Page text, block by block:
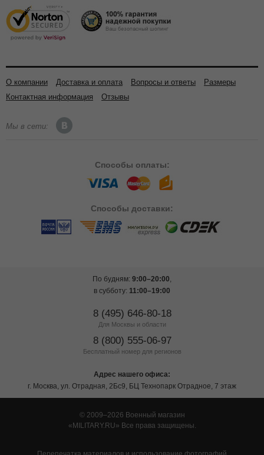
О компании Доставка и оплата Вопросы и ответы
Размеры
Контактная информация
Отзывы
Мы в сети:
Способы оплаты:
Способы доставки:
По будням: 9:00–20:00,
в субботу: 11:00–19:00
8 (495) 646-80-18
Для Москвы и области
8 (800) 555-06-97
Бесплатный номер для регионов
Адрес нашего офиса:
г. Москва, ул. Отрадная, 2Бс9, БЦ Технопарк Отрадное, 7 этаж
© 2009–2026 Военный магазин
MILITARY.RU
Все права защищены.